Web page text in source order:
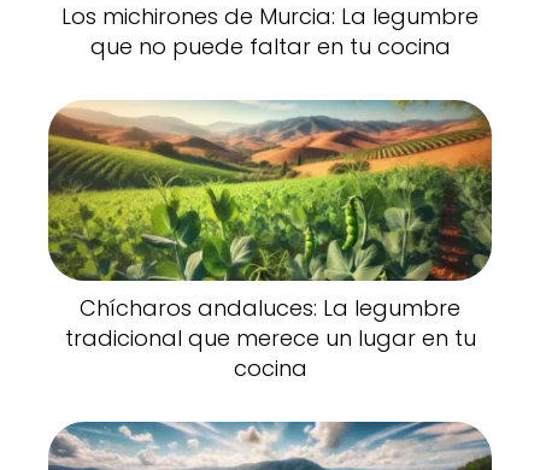
Los michirones de Murcia: La legumbre
que no puede faltar en tu cocina
Chícharos andaluces: La legumbre
tradicional que merece un lugar en tu
cocina